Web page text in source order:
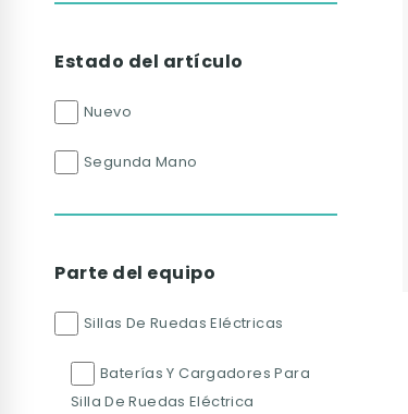
Estado del artículo
Nuevo
Segunda Mano
Parte del equipo
Sillas De Ruedas Eléctricas
Baterías Y Cargadores Para
Silla De Ruedas Eléctrica